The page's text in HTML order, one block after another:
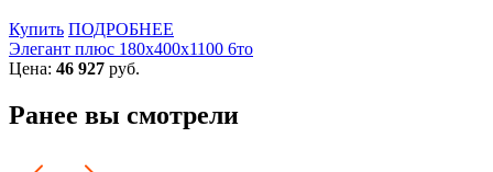
Купить ПОДРОБНЕЕ
Элегант плюс 180x400x1100 6то
Цена: 46 927 руб.
Ранее вы смотрели